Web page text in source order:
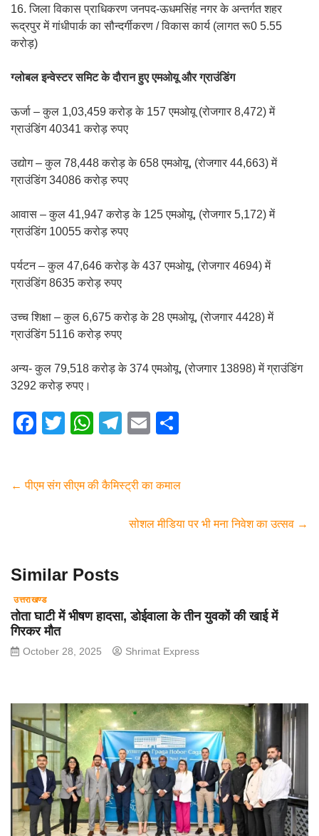
16. जिला विकास प्राधिकरण जनपद-ऊधमसिंह नगर के अन्तर्गत शहर
रूद्रपुर में गांधीपार्क का सौन्दर्गीकरण / विकास कार्य (लागत रू0 5.55
करोड़)
ग्लोबल इन्वेस्टर समिट के दौरान हुए एमओयू और ग्राउंडिंग
ऊर्जा – कुल 1,03,459 करोड़ के 157 एमओयू (रोजगार 8,472) में
ग्राउंडिंग 40341 करोड़ रुपए
उद्योग – कुल 78,448 करोड़ के 658 एमओयू, (रोजगार 44,663) में
ग्राउंडिंग 34086 करोड़ रुपए
आवास – कुल 41,947 करोड़ के 125 एमओयू, (रोजगार 5,172) में
ग्राउंडिंग 10055 करोड़ रुपए
पर्यटन – कुल 47,646 करोड़ के 437 एमओयू, (रोजगार 4694) में
ग्राउंडिंग 8635 करोड़ रुपए
उच्च शिक्षा – कुल 6,675 करोड़ के 28 एमओयू, (रोजगार 4428) में
ग्राउंडिंग 5116 करोड़ रुपए
अन्य- कुल 79,518 करोड़ के 374 एमओयू, (रोजगार 13898) में ग्राउंडिंग
3292 करोड़ रुपए।
F
e
k
T
er
W
s
T
gr
a
E
e
← पीएम संग सीएम की कैमिस्ट्री का कमाल
सोशल मीडिया पर भी मना निवेश का उत्सव →
Similar Posts
उत्तराखण्ड
तोता घाटी में भीषण हादसा, डोईवाला के तीन युवकों की खाई में
गिरकर मौत
October 28, 2025 Shrimat Express